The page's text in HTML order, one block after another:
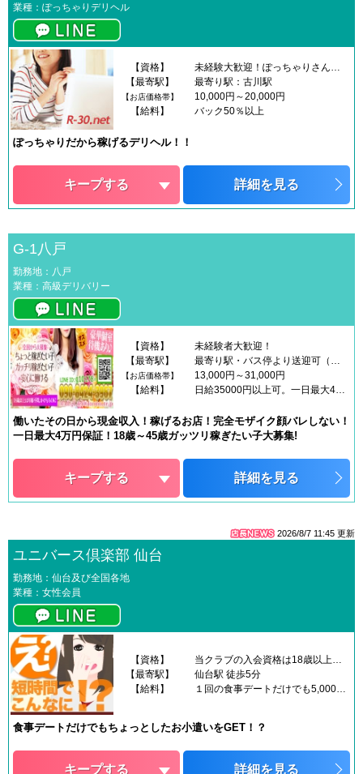
業種：ぽっちゃりデリヘル
【資格】
【最寄駅】
最寄り駅：古川駅
【お店価格帯】
10,000円～20,000円
【給料】
バック50％以上
ぽっちゃりだから稼げるデリヘル！！
キープする 詳細を見る
G-1八戸
勤務地：八戸
業種：高級デリバリー
【資格】
未経験者大歓迎！
【最寄駅】
【お店価格帯】
13,000円～31,000円
【給料】
働いたその日から現金収入！稼げるお店！完全モザイク顔バレしない！
一日最大4万円保証！18歳～45歳ガッツリ稼ぎたい子大募集!
キープする 詳細を見る
2026/8/7 11:45 更新
ユニバース倶楽部 仙台
勤務地：仙台及び全国各地
業種：女性会員
【資格】
【最寄駅】
仙台駅 徒歩5分
【給料】
食事デートだけでもちょっとしたお小遣いをGET！？
キープする 詳細を見る